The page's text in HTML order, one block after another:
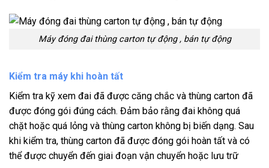
Máy đóng đai thùng carton tự động , bán tự động
Kiểm tra máy khi hoàn tất
Kiểm tra kỹ xem đai đã được căng chắc và thùng carton đã
được đóng gói đúng cách. Đảm bảo rằng đai không quá
chặt hoặc quá lỏng và thùng carton không bị biến dạng. Sau
khi kiểm tra, thùng carton đã được đóng gói hoàn tất và có
thể được chuyển đến giai đoạn vận chuyển hoặc lưu trữ